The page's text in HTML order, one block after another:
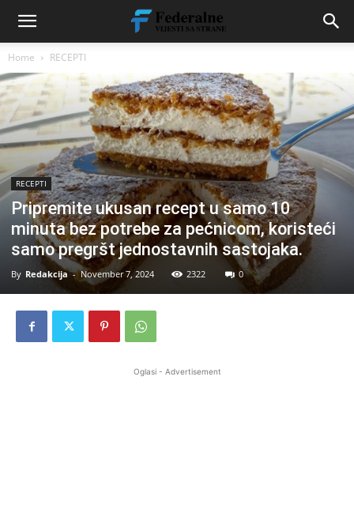
Home RECEPTI
RECEPTI
Pripremite ukusan recept u samo 10
minuta bez potrebe za pećnicom, koristeći
samo pregršt jednostavnih sastojaka.
By Redakcija - November 7, 2024 2322 0
Oglasi - Advertisement